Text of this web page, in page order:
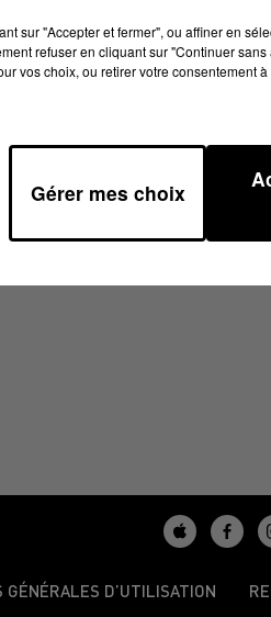
GÉNÉRALES D’UTILISATION
sur "Accepter et fermer", ou affiner en
refuser en cliquant sur "Continuer
vos choix, ou retirer votre consentement
Gérer mes choix